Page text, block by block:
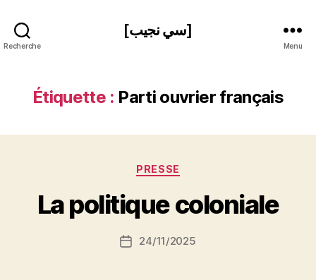
Recherche
[سي نجيب]
Menu
Étiquette : Parti ouvrier français
Catégories
PRESSE
La politique coloniale
Auteur
de
S
N
Date24/11/2025